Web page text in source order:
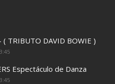
( TRIBUTO DAVID BOWIE )
Espectáculo de Danza